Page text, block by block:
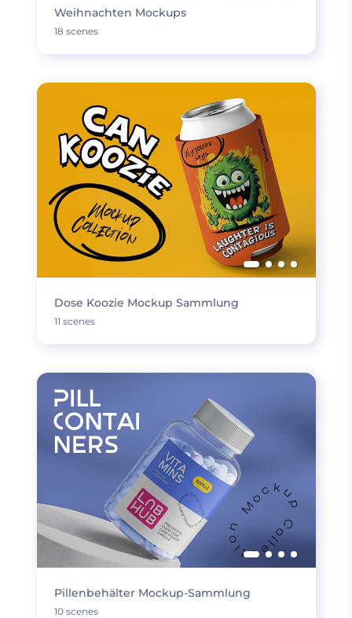
Weihnachten Mockups
18 scenes
Dose Koozie Mockup Sammlung
11 scenes
Pillenbehälter Mockup-Sammlung
10 scenes